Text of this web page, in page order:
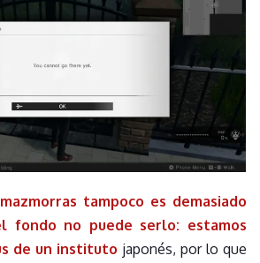
tampoco es demasiado
fondo no puede serlo: estamos
de un instituto japonés, por lo que